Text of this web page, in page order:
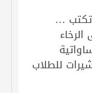
تكتب …
للطلاب